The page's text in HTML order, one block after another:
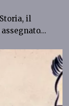
il